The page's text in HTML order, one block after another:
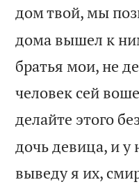
дом твой, мы
дома вышел к
братья мои, не
человек сей
делайте этого
дочь девица, и у
выведу я их,